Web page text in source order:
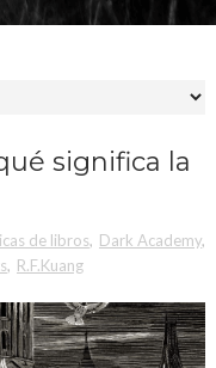
significa la
de libros, Dark Academy,
, R.F.Kuang